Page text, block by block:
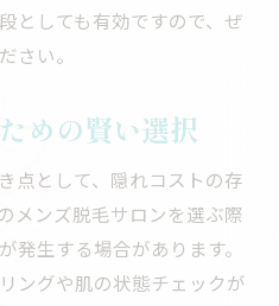
としても有効ですので、ぜ
さい。
めの賢い選択
点として、隠れコストの存
メンズ脱毛サロンを選ぶ際
発生する場合があります。
ングや肌の状態チェックが